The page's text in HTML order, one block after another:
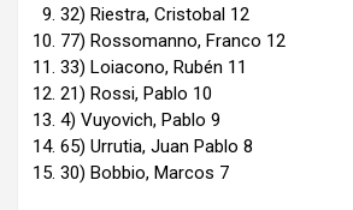
32) Riestra, Cristobal 12
77) Rossomanno, Franco 12
33) Loiacono, Rubén 11
21) Rossi, Pablo 10
4) Vuyovich, Pablo 9
65) Urrutia, Juan Pablo 8
30) Bobbio, Marcos 7